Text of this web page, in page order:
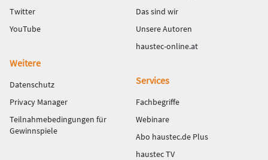
Twitter
YouTube
Das sind wir
Unsere Autoren
haustec-online.at
Weitere
Datenschutz
Privacy Manager
Teilnahmebedingungen für
Gewinnspiele
Services
Fachbegriffe
Webinare
Abo haustec.de Plus
haustec TV